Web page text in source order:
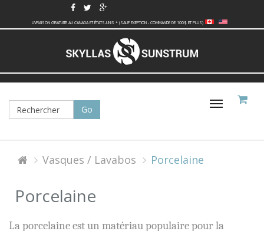
LIVRAISON GRATUITE AU CANADA ET ÉTATS-UNIS * (SAUF EXEPTION - COMMANDE DE 100$ ET PLUS)
Basculer
Vasques / Lavabos Porcelaine
Porcelaine
La porcelaine est un matériau populaire pour la